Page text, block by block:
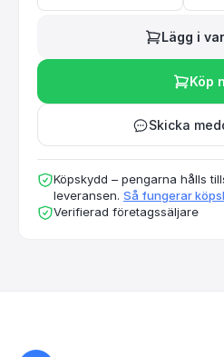
Lägg i
Köp
Skicka
Köpskydd – pengarna hålls
leveransen. Så fungerar
Verifierad företagssäljare